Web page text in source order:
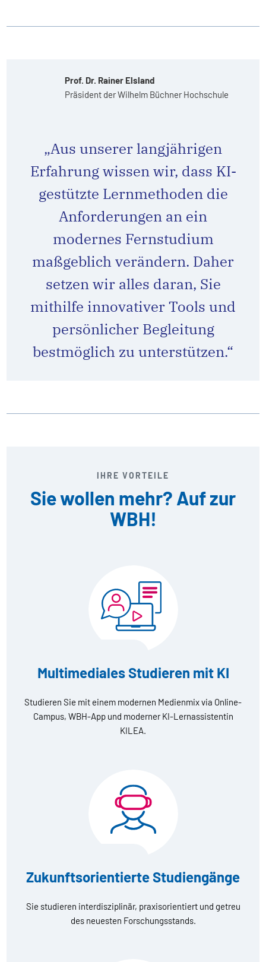
„Aus unserer langjährigen
Erfahrung wissen wir, dass KI-
gestützte Lernmethoden die
Anforderungen an ein
modernes Fernstudium
maßgeblich verändern. Daher
setzen wir alles daran, Sie
mithilfe innovativer Tools und
persönlicher Begleitung
bestmöglich zu unterstützen.“
Prof. Dr. Rainer Elsland
Präsident der Wilhelm Büchner Hochschule
IHRE VORTEILE
Sie wollen mehr? Auf zur
WBH!
Multimediales Studieren mit KI
Studieren Sie mit einem modernen Medienmix via Online-
Campus, WBH-App und moderner KI-Lernassistentin
KILEA.
Zukunftsorientierte Studiengänge
Sie studieren interdisziplinär, praxisorientiert und getreu
des neuesten Forschungsstands.